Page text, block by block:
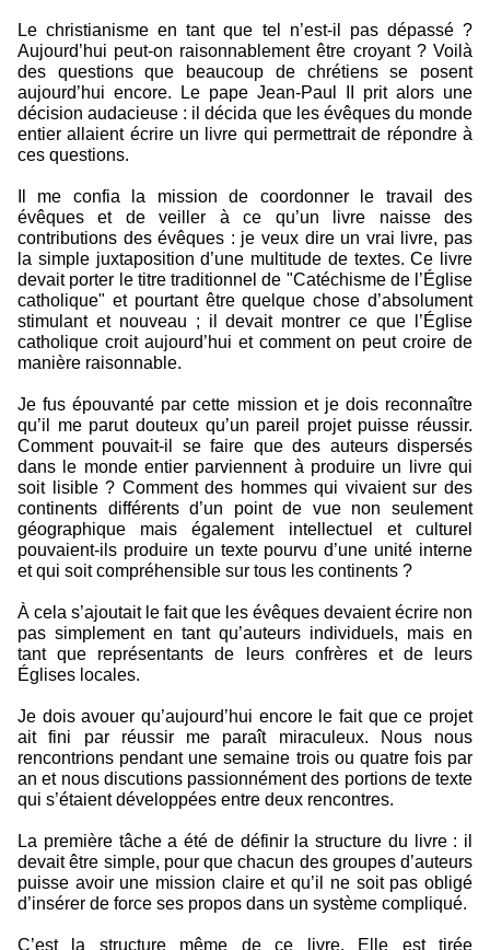
Le christianisme en tant que tel n’est-il pas dépassé ?
Aujourd’hui peut-on raisonnablement être croyant ? Voilà
des questions que beaucoup de chrétiens se posent
aujourd’hui encore. Le pape Jean-Paul II prit alors une
décision audacieuse : il décida que les évêques du monde
entier allaient écrire un livre qui permettrait de répondre à
ces questions.
Il me confia la mission de coordonner le travail des
évêques et de veiller à ce qu’un livre naisse des
contributions des évêques : je veux dire un vrai livre, pas
la simple juxtaposition d’une multitude de textes. Ce livre
devait porter le titre traditionnel de "Catéchisme de l’Église
catholique" et pourtant être quelque chose d’absolument
stimulant et nouveau ; il devait montrer ce que l’Église
catholique croit aujourd’hui et comment on peut croire de
manière raisonnable.
Je fus épouvanté par cette mission et je dois reconnaître
qu’il me parut douteux qu’un pareil projet puisse réussir.
Comment pouvait-il se faire que des auteurs dispersés
dans le monde entier parviennent à produire un livre qui
soit lisible ? Comment des hommes qui vivaient sur des
continents différents d’un point de vue non seulement
géographique mais également intellectuel et culturel
pouvaient-ils produire un texte pourvu d’une unité interne
et qui soit compréhensible sur tous les continents ?
À cela s’ajoutait le fait que les évêques devaient écrire non
pas simplement en tant qu’auteurs individuels, mais en
tant que représentants de leurs confrères et de leurs
Églises locales.
Je dois avouer qu’aujourd’hui encore le fait que ce projet
ait fini par réussir me paraît miraculeux. Nous nous
rencontrions pendant une semaine trois ou quatre fois par
an et nous discutions passionnément des portions de texte
qui s’étaient développées entre deux rencontres.
La première tâche a été de définir la structure du livre : il
devait être simple, pour que chacun des groupes d’auteurs
puisse avoir une mission claire et qu’il ne soit pas obligé
d’insérer de force ses propos dans un système compliqué.
C’est la structure même de ce livre. Elle est tirée